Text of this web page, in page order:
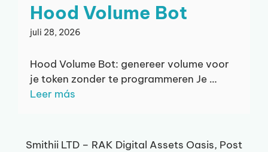
Hood Volume Bot
juli 28, 2026
Hood Volume Bot: genereer volume voor
je token zonder te programmeren Je …
Leer más
Smithii LTD – RAK Digital Assets Oasis, Post